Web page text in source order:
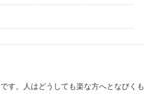
す。人はどうしても楽な方へとなびくも